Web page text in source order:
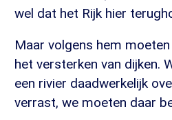
wel dat het Rijk hier
Maar volgens hem
het versterken van dijken.
een rivier daadwerkelijk
verrast, we moeten daar